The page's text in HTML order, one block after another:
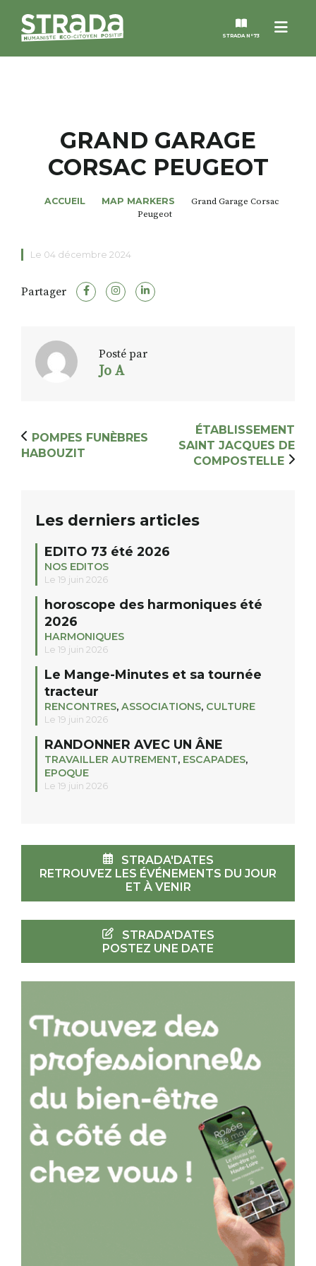
Menu
STRADA N°73
MAGAZINES
NOS THÈMES
ALTER STRADA
ROSÉE DE MAI
RECHERCHER
GRAND GARAGE
CORSAC PEUGEOT
ACCUEIL MAP MARKERS
Grand Garage Corsac
Peugeot
Le 04 décembre 2024
Partager
Posté par
Jo A
POMPES FUNÈBRES
HABOUZIT
ÉTABLISSEMENT
SAINT JACQUES DE
COMPOSTELLE
Les derniers articles
EDITO 73 été 2026
NOS EDITOS
Le 19 juin 2026
horoscope des harmoniques été
2026
HARMONIQUES
Le 19 juin 2026
Le Mange-Minutes et sa tournée
tracteur
RENCONTRES, ASSOCIATIONS, CULTURE
Le 19 juin 2026
RANDONNER AVEC UN ÂNE
TRAVAILLER AUTREMENT, ESCAPADES,
EPOQUE
Le 19 juin 2026
STRADA'DATES
RETROUVEZ LES ÉVÉNEMENTS DU JOUR
ET À VENIR
STRADA'DATES
POSTEZ UNE DATE